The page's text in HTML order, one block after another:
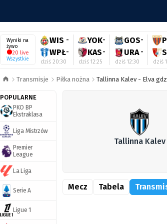
Wyniki na
żywo
20 live
Wszystkie
WIS -
WPŁ-
dziś 20:30
YOK-
KAS-
dziś 12:25
GOS-
URA -
dziś 12:30 dziś
Transmisje Piłka nożna Tallinna Kalev - Elva
POPULARNE
PKO BP
Ekstraklasa
Liga Mistrzów
Premier
League
La Liga
Serie A
Ligue 1
Tallinna Kalev
Mecz Tabela